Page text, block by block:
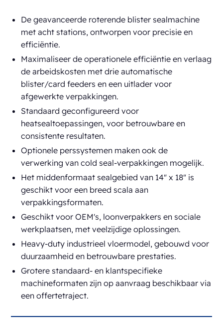
De geavanceerde roterende blister sealmachine
met acht stations, ontworpen voor precisie en
efficiëntie.
Maximaliseer de operationele efficiëntie en verlaag
de arbeidskosten met drie automatische
blister/card feeders en een uitlader voor
afgewerkte verpakkingen.
Standaard geconfigureerd voor
heatsealtoepassingen, voor betrouwbare en
consistente resultaten.
Optionele perssystemen maken ook de
verwerking van cold seal-verpakkingen mogelijk.
Het middenformaat sealgebied van 14" x 18" is
geschikt voor een breed scala aan
verpakkingsformaten.
Geschikt voor OEM's, loonverpakkers en sociale
werkplaatsen, met veelzijdige oplossingen.
Heavy-duty industrieel vloermodel, gebouwd voor
duurzaamheid en betrouwbare prestaties.
Grotere standaard- en klantspecifieke
machineformaten zijn op aanvraag beschikbaar via
een offertetraject.